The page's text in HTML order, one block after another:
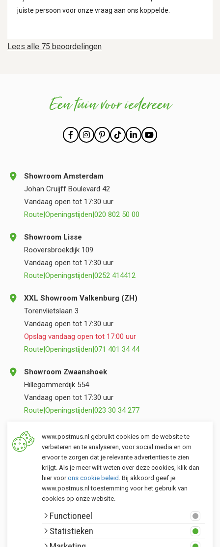
Lees alle 75 beoordelingen
juiste persoon voor onze vraag aan ons koppelde.
Een tuin voor iedereen
Klantenservice
Postmus merken
Showroom Amsterdam
Johan Cruijff Boulevard 42
Vandaag open tot 17:30 uur
Route|Openingstijden|020 802 50 00
Showroom Lisse
Rooversbroekdijk 109
Vandaag open tot 17:30 uur
Route|Openingstijden|0252 414412
XXL Showroom Valkenburg (ZH)
Torenvlietslaan 3
Vandaag open tot 17:30 uur
Opslag vandaag open tot 17:00 uur
Route|Openingstijden|071 401 34 44
Showroom Zwaanshoek
Hillegommerdijk 554
Vandaag open tot 17:30 uur
Route|Openingstijden|023 30 34 277
Opslag Valkenburg (ZH)
Torenvlietslaan 3
Vandaag open tot 17:00 uur
Route|Openingstijden |071 401 34 44
www.postmus.nl gebruikt cookies om de website te
verbeteren en te analyseren, voor social media en om
ervoor te zorgen dat je relevante advertenties te zien
krijgt. Als je meer wilt weten over deze cookies, klik dan
hier voorons cookie beleid . Bij akkoord geef je
www.postmus.nl toestemming voor het gebruik van
cookies op onze website.
Functioneel
Statistieken